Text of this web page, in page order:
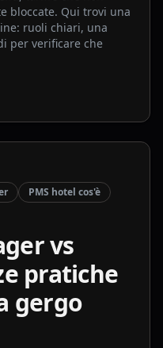
bloccate. Qui trovi una
ruoli chiari, una
per verificare che
PMS hotel cos'è
vs
pratiche
gergo